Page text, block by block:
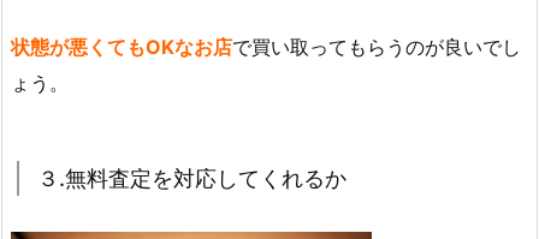
状態が悪くてもOKなお店で買い取ってもらうのが良いでし
ょう。
３.無料査定を対応してくれるか